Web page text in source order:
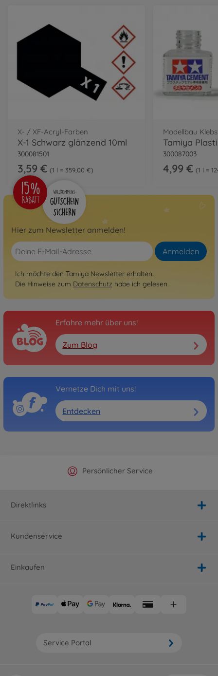
X- / XF-Acryl-Farben
X-1 Schwarz glänzend 10ml
300081501
3,59 € 1 l = 359,00 €
Modellbau
Tamiya
300087003
4,99 € 1 l =
Hier zum Newsletter anmelden!
Anmelden
Ich möchte den Tamiya Newsletter erhalten.
Die Hinweise zum Datenschutz habe ich gelesen.
Erfahre mehr über uns!
Zum Blog
Vernetze Dich mit uns!
Entdecken
Offizieller Hersteller Shop
Persönlicher Service
Versandkostenfrei ab 25€
Schnelle Lieferung
Direktlinks
Kundenservice
Einkaufen
Service Portal